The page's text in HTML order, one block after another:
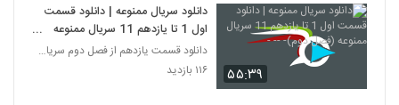
۵۵:۳۹
دانلود سریال ممنوعه | دانلود قسمت
اول 1 تا یازدهم 11 سریال ممنوعه
(فصل دوم)- -- -
دانلود قسمت یازدهم از فصل دوم سریال ممنوعه
۱۱۶ بازدید